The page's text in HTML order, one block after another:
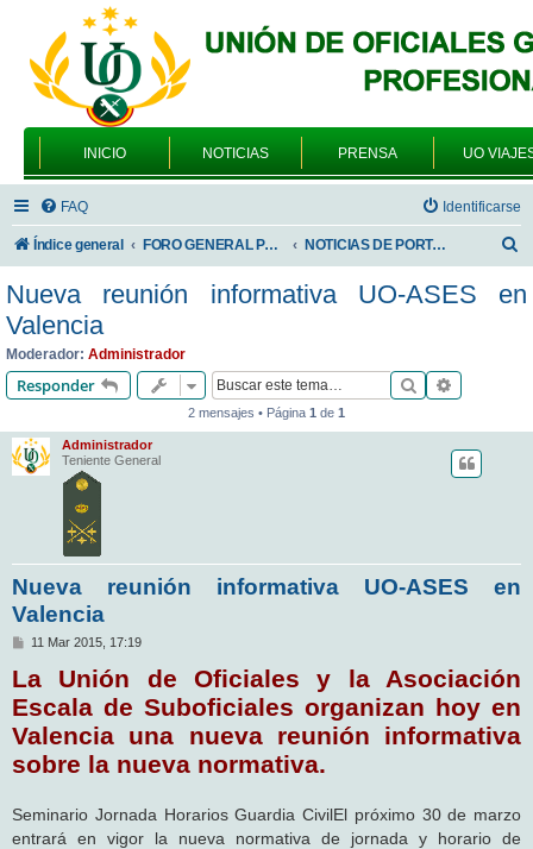
INICIO NOTICIAS PRENSA UO
FAQ Identificarse
Índice general FORO GENERAL PARA TODOS LOS USUARIOS NOTICIAS DE PORTADA
s
Nueva reunión informativa UO-ASES en
Valencia
Moderador: Administrador
Responder Buscar
2 mensajes • Página 1 de 1
Administrador
Teniente General
Nueva reunión informativa UO-ASES en
Valencia
M
n
s
a
j
e
11 Mar 2015, 17:19
La Unión de Oficiales y la Asociación
Escala de Suboficiales organizan hoy en
Valencia una nueva reunión informativa
sobre la nueva normativa.
Seminario Jornada Horarios Guardia CivilEl próximo 30 de marzo
entrará en vigor la nueva normativa de jornada y horario de